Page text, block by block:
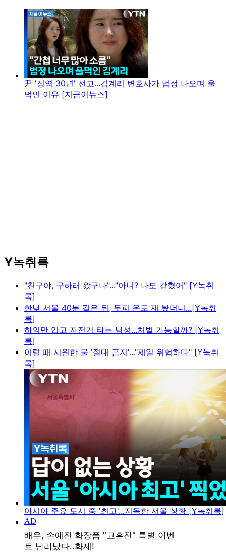
尹 '징역 30년' 선고...김계리 변호사가 법정 나오며 울
먹인 이유 [지금이뉴스]
Y녹취록
"친구야, 구하러 왔구나"..."아니? 나도 갇혔어" [Y녹취
록]
한낮 서울 40분 걸은 뒤, 두피 온도 재 봤더니...[Y녹취
록]
하의만 입고 자전거 타는 남성...처벌 가능할까? [Y녹취
록]
이럴 때 시원한 물 '절대 금지'..."제일 위험하다" [Y녹취
록]
아시아 주요 도시 중 '최고'...지독한 서울 상황 [Y녹취록]